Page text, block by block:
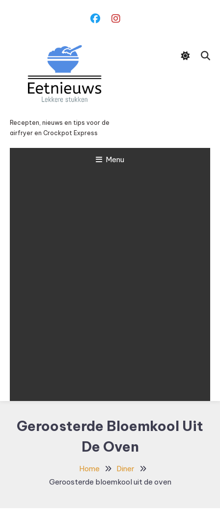
Recepten, nieuws en tips voor de
airfryer en Crockpot Express
Menu
Geroosterde Bloemkool Uit
De Oven
Home
Diner
Geroosterde bloemkool uit de oven